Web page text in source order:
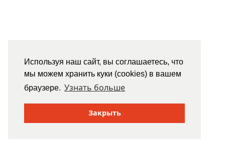
Используя наш сайт, вы соглашаетесь, что
мы можем хранить куки (cookies) в вашем
браузере. Узнать больше
Закрыть